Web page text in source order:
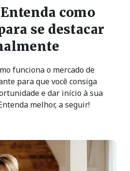
como
se destacar
funciona o mercado de
para que você consiga
e dar início à sua
melhor, a seguir!